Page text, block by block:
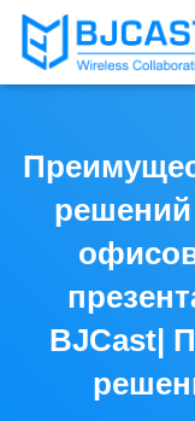
BJCast|